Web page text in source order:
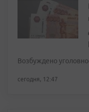
Возбуждено
сегодня, 12:47